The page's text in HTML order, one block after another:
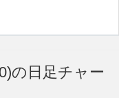
の日足チャー